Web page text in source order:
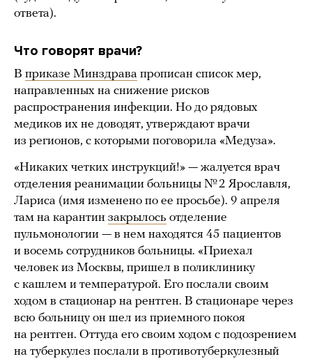
ответа).
Что говорят врачи?
В приказе Минздрава прописан список мер,
направленных на снижение рисков
распространения инфекции. Но до рядовых
медиков их не доводят, утверждают врачи
из регионов, с которыми поговорила «Медуза».
«Никаких четких инструкций!» — жалуется врач
отделения реанимации больницы № 2 Ярославля,
Лариса (имя изменено по ее просьбе). 9 апреля
там на карантин закрылось отделение
пульмонологии — в нем находятся 45 пациентов
и восемь сотрудников больницы. «Приехал
человек из Москвы, пришел в поликлинику
с кашлем и температурой. Его послали своим
ходом в стационар на рентген. В стационаре через
всю больницу он шел из приемного покоя
на рентген. Оттуда его своим ходом с подозрением
на туберкулез послали в противотуберкулезный